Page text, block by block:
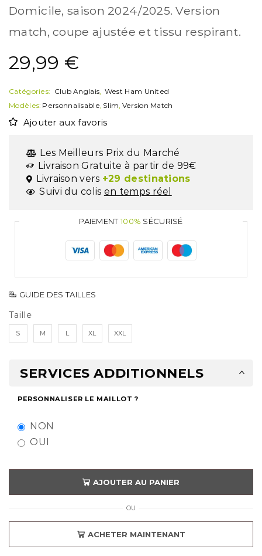
Domicile, saison 2024/2025. Version
match, coupe ajustée et tissu respirant.
29,99 €
Catégories: Club Anglais, West Ham United
Modèles: Personnalisable, Slim, Version Match
Ajouter aux favoris
Les Meilleurs Prix du Marché
Livraison Gratuite à partir de 99€
Livraison vers +29 destinations
Suivi du colis en temps réel
PAIEMENT100% SÉCURISÉ
GUIDE DES TAILLES
Taille
S M L XL XXL
SERVICES ADDITIONNELS
PERSONNALISER LE MAILLOT ?
NON
OUI
AJOUTER AU PANIER
OU
ACHETER MAINTENANT